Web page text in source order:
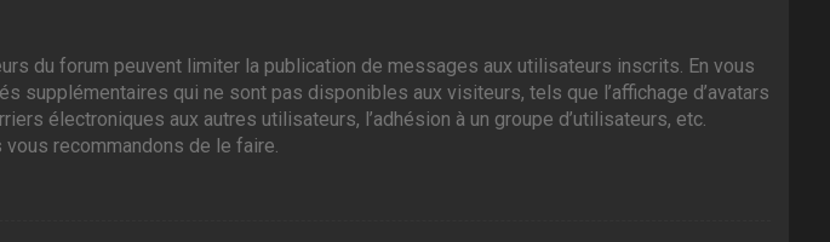
du forum peuvent limiter la publication de messages aux utilisateurs inscrits. En vous
supplémentaires qui ne sont pas disponibles aux visiteurs, tels que l’affichage d’avatars
électroniques aux autres utilisateurs, l’adhésion à un groupe d’utilisateurs, etc.
vous recommandons de le faire.